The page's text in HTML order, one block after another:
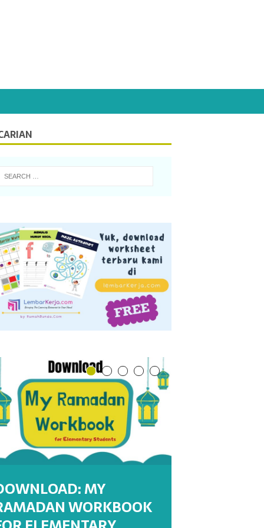
MY
WORKBOOK
: MY
: MY
: MENULIS